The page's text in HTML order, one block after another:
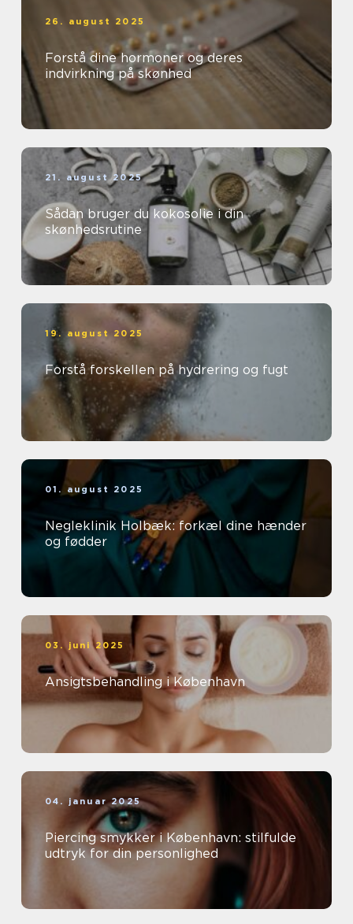
26. august 2025
Forstå dine hormoner og deres
indvirkning på skønhed
21. august 2025
Sådan bruger du kokosolie i din
skønhedsrutine
19. august 2025
Forstå forskellen på hydrering og fugt
01. august 2025
Negleklinik Holbæk: forkæl dine hænder
og fødder
03. juni 2025
Ansigtsbehandling i København
04. januar 2025
Piercing smykker i København: stilfulde
udtryk for din personlighed